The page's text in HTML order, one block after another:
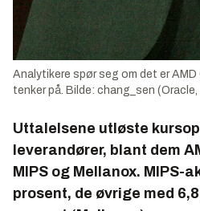
Analytikere spør seg om det er
tenker på. Bilde: chang_sen (Oracle,
Uttalelsene utløste
leverandører, blant dem
MIPS og Mellanox. MIPS-
prosent, de øvrige med